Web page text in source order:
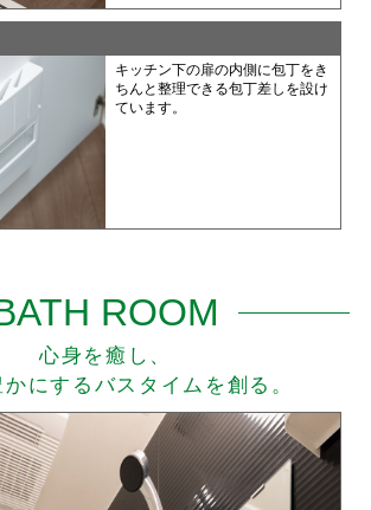
キッチン下の扉の内側に包丁をき
ちんと整理できる包丁差しを設け
ています。
ROOM
心身を癒し、
にするバスタイムを創る。